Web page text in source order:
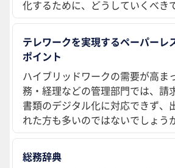
化するために、どうしていくべき
テレワークを実現するペーパーレ
ポイント
ハイブリッドワークの需要が高ま
務・経理などの管理部門では、請
書類のデジタル化に対応できず、
れた方も多いのではないでしょう
総務辞典